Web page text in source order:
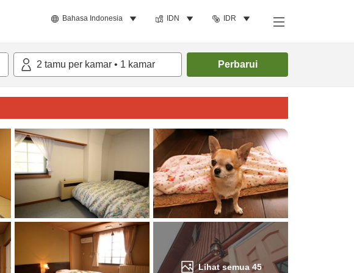
Bahasa Indonesia IDN IDR
2 tamu per kamar • 1 kamar Perbarui
Lihat semua 45
Cari kamar